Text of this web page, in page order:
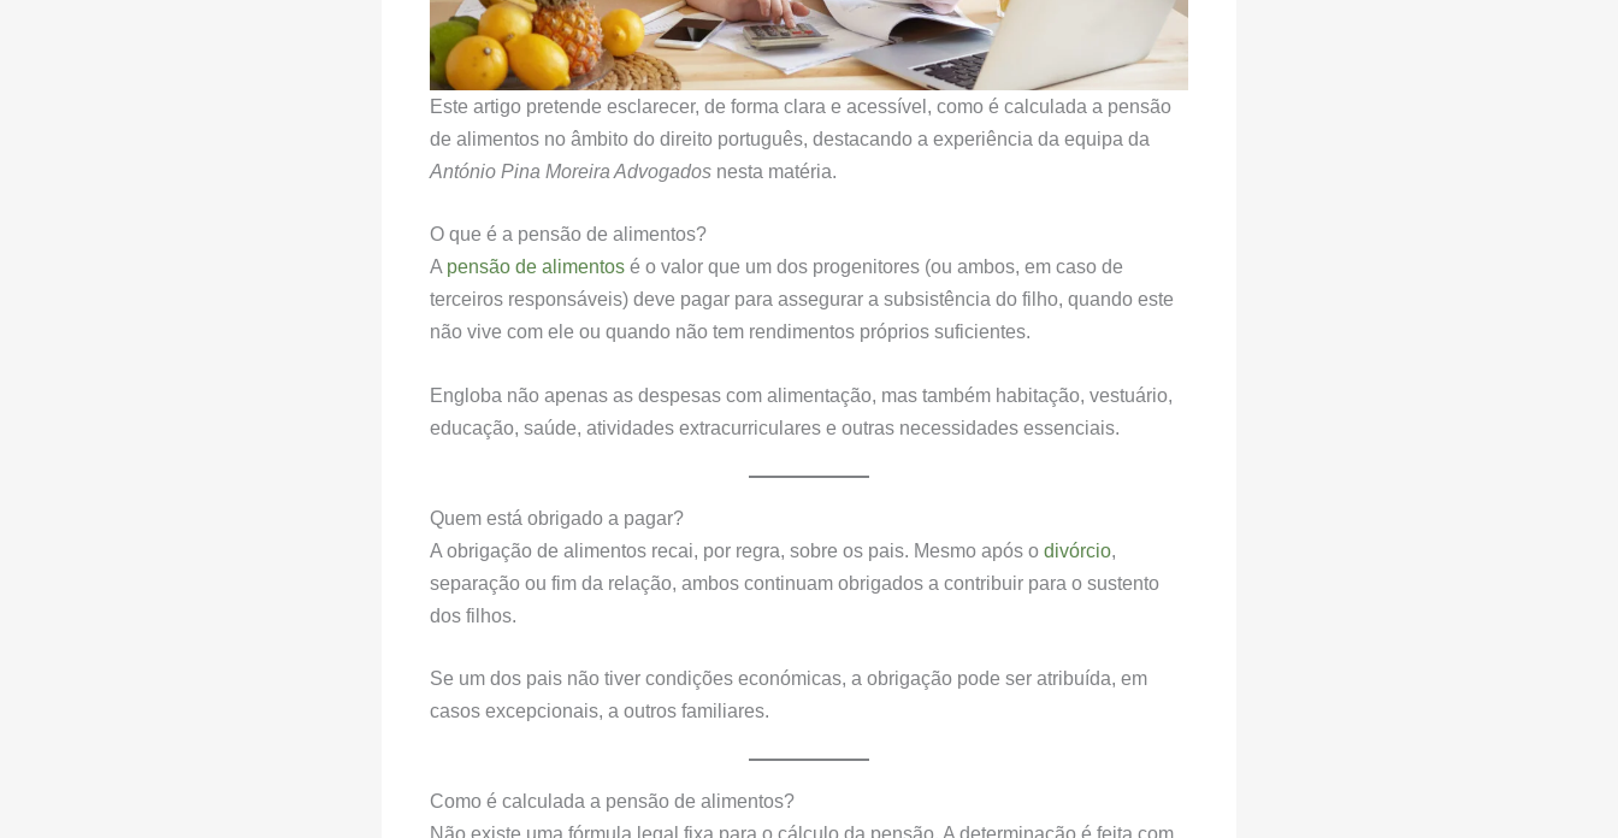
Este artigo pretende esclarecer, de forma clara e acessível, como é calculada a pensão
de alimentos no âmbito do direito português, destacando a experiência da equipa da
António Pina Moreira Advogados nesta matéria.
O que é a pensão de alimentos?
A pensão de alimentos é o valor que um dos progenitores (ou ambos, em caso de
terceiros responsáveis) deve pagar para assegurar a subsistência do filho, quando este
não vive com ele ou quando não tem rendimentos próprios suficientes.
Engloba não apenas as despesas com alimentação, mas também habitação, vestuário,
educação, saúde, atividades extracurriculares e outras necessidades essenciais.
Quem está obrigado a pagar?
A obrigação de alimentos recai, por regra, sobre os pais. Mesmo após o divórcio,
separação ou fim da relação, ambos continuam obrigados a contribuir para o sustento
dos filhos.
Se um dos pais não tiver condições económicas, a obrigação pode ser atribuída, em
casos excepcionais, a outros familiares.
Como é calculada a pensão de alimentos?
Não existe uma fórmula legal fixa para o cálculo da pensão. A determinação é feita com